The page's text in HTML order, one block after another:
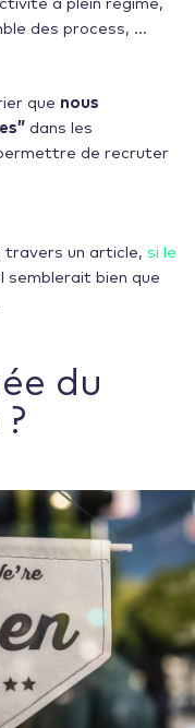
à plein régime,
des process, …
que nous
dans les
de recruter
travers un article, si le
semblerait bien que
du